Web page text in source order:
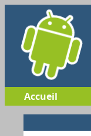
Accueil